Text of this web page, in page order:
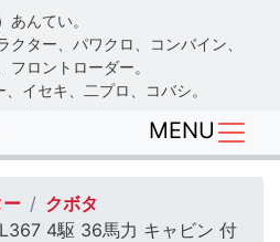
Skip
to
main
content
んてい。
ター、パワクロ、コンバイン、
ロントローダー。
イセキ、二プロ、コバシ。
MENU
クボタ
4駆 36馬力 キャビン 付